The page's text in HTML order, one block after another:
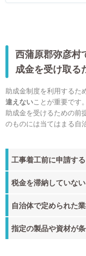
西蒲原郡弥彦村
成金を受け取る
助成金制度を利用するた
違えないことが重要です。
助成金を受けるための前
のものには当てはまる自
工事着工前に申請す
税金を滞納していな
自治体で定められた
指定の製品や資材が